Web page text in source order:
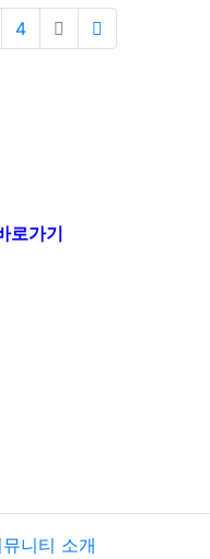
4
로가기
니티 소개